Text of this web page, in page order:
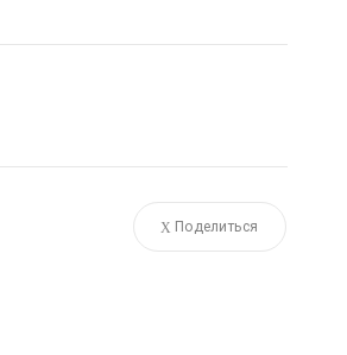
Поделиться